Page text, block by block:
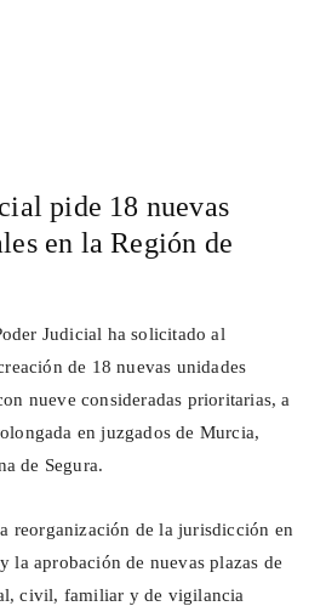
pide 18 nuevas
en la Región de
Judicial ha solicitado al
de 18 nuevas unidades
nueve consideradas prioritarias, a
en juzgados de Murcia,
de Segura.
reorganización de la jurisdicción en
la aprobación de nuevas plazas de
civil, familiar y de vigilancia